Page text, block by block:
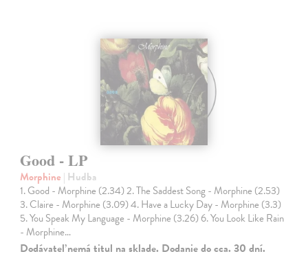
Good - LP
Morphine | Hudba
1. Good - Morphine (2.34) 2. The Saddest Song - Morphine (2.53)
3. Claire - Morphine (3.09) 4. Have a Lucky Day - Morphine (3.3)
5. You Speak My Language - Morphine (3.26) 6. You Look Like Rain
- Morphine…
Dodávateľ nemá titul na sklade. Dodanie do cca. 30 dní.